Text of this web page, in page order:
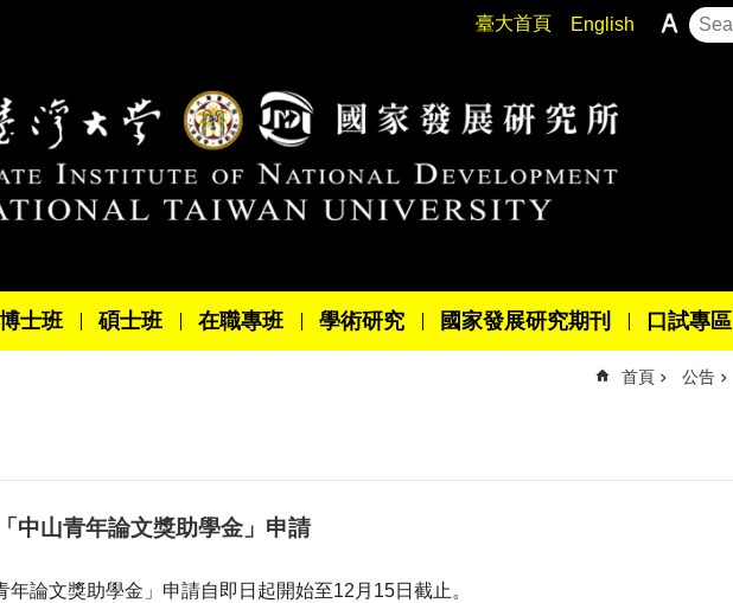
臺大首頁 English
博士班 碩士班 在職專班 學術研究 國家發展研究期刊 口試專區
首頁 公告
中山青年論文獎助學金」申請
論文獎助學金」申請自即日起開始至12月15日截止。